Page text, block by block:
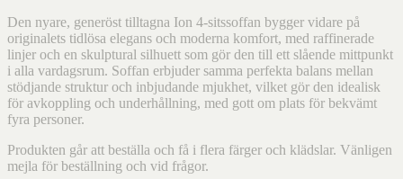
Den nyare, generöst tilltagna Ion 4-sitssoffan bygger vidare på
originalets tidlösa elegans och moderna komfort, med raffinerade
linjer och en skulptural silhuett som gör den till ett slående mittpunkt
i alla vardagsrum. Soffan erbjuder samma perfekta balans mellan
stödjande struktur och inbjudande mjukhet, vilket gör den idealisk
för avkoppling och underhållning, med gott om plats för bekvämt
fyra personer.
Produkten går att beställa och få i flera färger och klädslar. Vänligen
mejla för beställning och vid frågor.